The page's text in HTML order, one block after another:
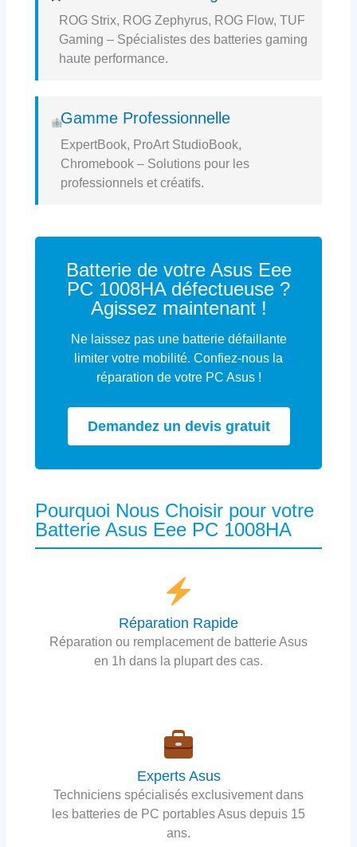
ROG Strix, ROG Zephyrus, ROG Flow, TUF
Gaming – Spécialistes des batteries gaming
haute performance.
Gamme Professionnelle
ExpertBook, ProArt StudioBook,
Chromebook – Solutions pour les
professionnels et créatifs.
Batterie de votre Asus Eee
PC 1008HA défectueuse ?
Agissez maintenant !
Ne laissez pas une batterie défaillante
limiter votre mobilité. Confiez-nous la
réparation de votre PC Asus !
Demandez un devis gratuit
Pourquoi Nous Choisir pour votre
Batterie Asus Eee PC 1008HA
Réparation Rapide
Réparation ou remplacement de batterie Asus
en 1h dans la plupart des cas.
Experts Asus
Techniciens spécialisés exclusivement dans
les batteries de PC portables Asus depuis 15
ans.